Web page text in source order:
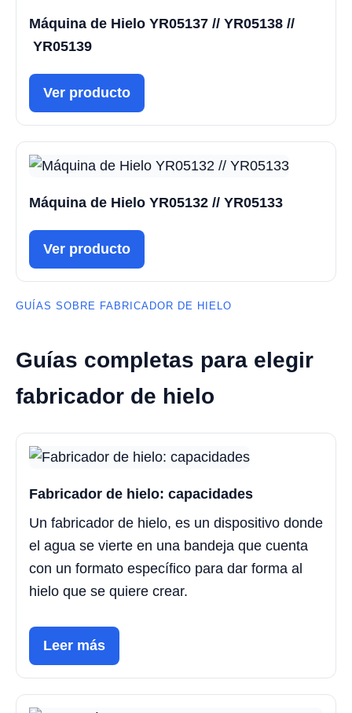
Máquina de Hielo YR05137 // YR05138 //
YR05139
Ver producto
Máquina de Hielo YR05132 // YR05133
Ver producto
GUÍAS SOBRE FABRICADOR DE HIELO
Guías completas para elegir
fabricador de hielo
Fabricador de hielo: capacidades
Un fabricador de hielo, es un dispositivo donde
el agua se vierte en una bandeja que cuenta
con un formato específico para dar forma al
hielo que se quiere crear.
Leer más